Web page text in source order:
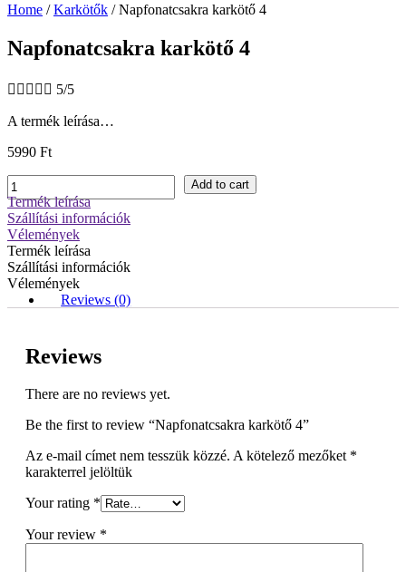
Home /Karkötők / Napfonatcsakra karkötő 4
Napfonatcsakra karkötő 4
     5/5
A termék leírása…
5990 Ft
Napfonatcsakra
karkötő
4
quantity
Add to cart
Termék leírása
Szállítási információk
Vélemények
Termék leírása
Szállítási információk
Vélemények
Reviews (0)
Reviews
There are no reviews yet.
Be the first to review “Napfonatcsakra karkötő 4”
Az e-mail címet nem tesszük közzé. A kötelező mezőket *
karakterrel jelöltük
Your rating *
Your review *